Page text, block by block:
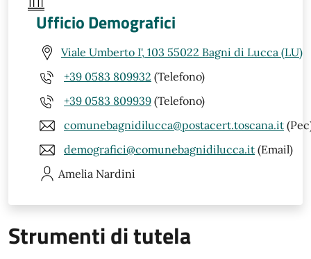
Ufficio Demografici
Viale Umberto I', 103 55022 Bagni di Lucca (LU)
+39 0583 809932 (Telefono)
+39 0583 809939 (Telefono)
comunebagnidilucca@postacert.toscana.it
demografici@comunebagnidilucca.it (Email)
Amelia Nardini
Strumenti di tutela